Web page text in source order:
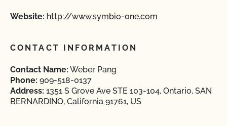
Website: http://www.symbio-one.com
CONTACT INFORMATION
Contact Name: Weber Pang
Phone: 909-518-0137
Address: 1351 S Grove Ave STE 103-104, Ontario, SAN
BERNARDINO, California 91761, US